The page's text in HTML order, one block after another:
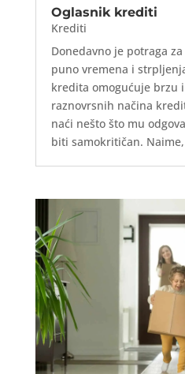
Oglasnik krediti
Krediti
Donedavno je potraga
puno vremena i
kredita omogućuje brzu
raznovrsnih načina
naći nešto što mu
biti samokritičan.